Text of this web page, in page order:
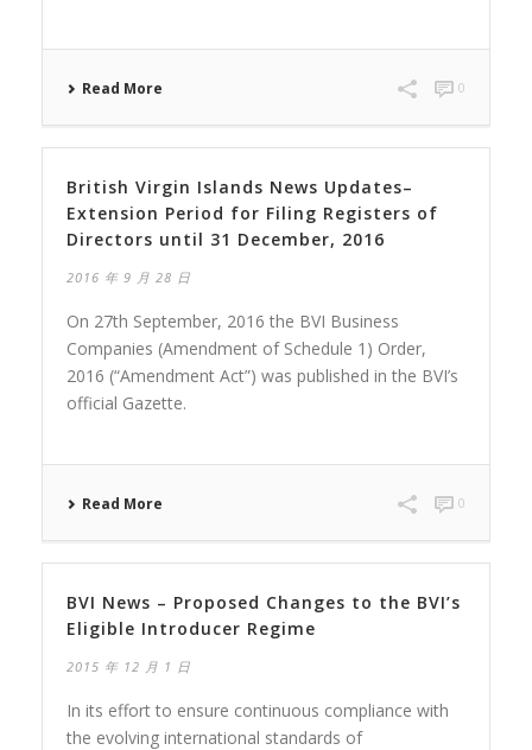
Read More 0
British Virgin Islands News Updates–
Extension Period for Filing Registers of
Directors until 31 December, 2016
2016 年 9 月 28 日
On 27th September, 2016 the BVI Business
Companies (Amendment of Schedule 1) Order,
2016 (“Amendment Act”) was published in the BVI’s
official Gazette.
Read More 0
BVI News – Proposed Changes to the BVI’s
Eligible Introducer Regime
2015 年 12 月 1 日
In its effort to ensure continuous compliance with
the evolving international standards of